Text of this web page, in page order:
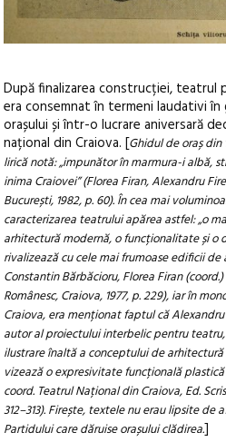
După finalizarea construcției,
era consemnat în termeni laudativi în
orașului și într-o lucrare aniversară
național din Craiova. [Ghidul de oraș
lirică notă: „impunător în marmura-i albă,
inima Craiovei” (Florea Firan, Alexandru
București, 1982, p. 60). În cea mai
caracterizarea teatrului apărea astfel: „o
arhitectură modernă, o funcționalitate și o
rivalizează cu cele mai frumoase edificii de
Constantin Bărbăcioru, Florea Firan
Românesc, Craiova, 1977, p. 229), iar în
Craiova, era menționat faptul că
autor al proiectului interbelic pentru
ilustrare înaltă a conceptului de
vizează o expresivitate funcțională
coord. Teatrul Național din Craiova, Ed.
312–313). Firește, textele nu erau lipsite de
Partidului care dăruise orașului clădirea.]